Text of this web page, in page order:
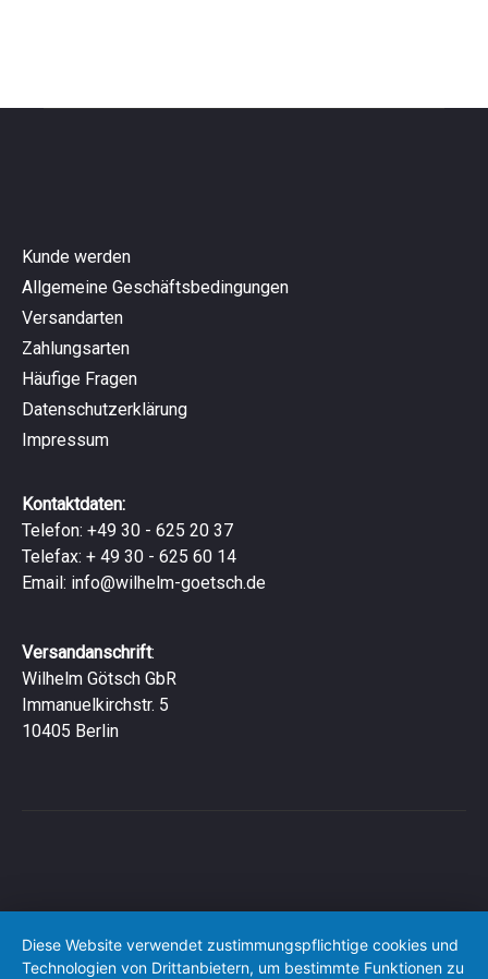
Kunde werden
Allgemeine Geschäftsbedingungen
Versandarten
Zahlungsarten
Häufige Fragen
Datenschutzerklärung
Impressum
Kontaktdaten:
Telefon: +49 30 - 625 20 37
Telefax: + 49 30 - 625 60 14
Email: info@wilhelm-goetsch.de
Versandanschrift:
Wilhelm Götsch GbR
Immanuelkirchstr. 5
10405 Berlin
Diese Website verwendet zustimmungspflichtige cookies und
Technologien von Drittanbietern, um bestimmte Funktionen zu